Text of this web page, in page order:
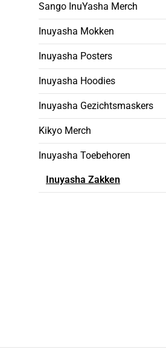
Sango InuYasha Merch
Inuyasha Mokken
Inuyasha Posters
Inuyasha Hoodies
Inuyasha Gezichtsmaskers
Kikyo Merch
Inuyasha Toebehoren
Inuyasha Zakken